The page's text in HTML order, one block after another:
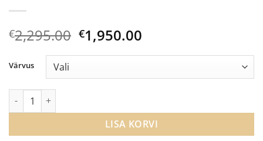
€2,295.00 Algne
hind
oli:
€2,295.00.
€1,950.00
is:
€1,950.00.
Värvus
Elac Vela BS 403 modernsed riiulikõlarid kogus
LISA KORVI